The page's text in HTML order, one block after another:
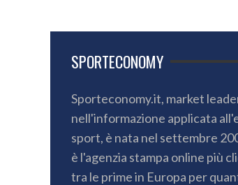
SPORTECONOMY
Sporteconomy.it, market
nell'informazione applicata
sport, è nata nel settembre
è l'agenzia stampa online più
tra le prime in Europa per